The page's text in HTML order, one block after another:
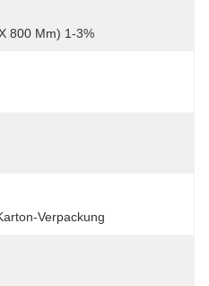
800 Mm) 1-3%
Verpackung